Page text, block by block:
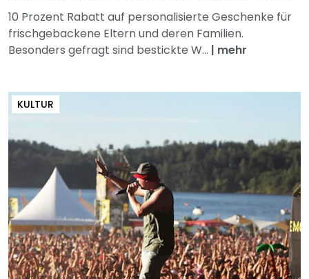
10 Prozent Rabatt auf personalisierte Geschenke für
frischgebackene Eltern und deren Familien.
Besonders gefragt sind bestickte W... | mehr
KULTUR